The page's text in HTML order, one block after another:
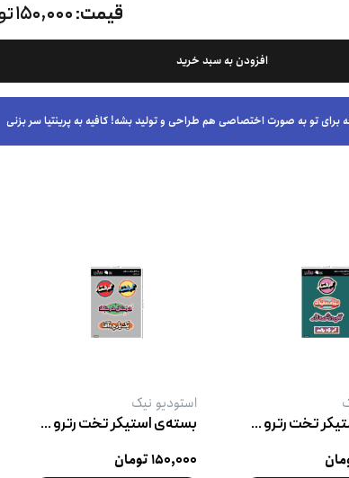
قیمت:۱۵۰,۰۰۰ تومان
افزودن به سبد خرید
تو به صورت اختصاصی هم طراحی و تولید بشه! کافیه به پرینتیا سر بزنی
بسته‌ی استیکر تخت رترو پک ۳
استودیو نیک
بسته‌ی استیکر تخت رترو پک ۱
۱۵۰,۰۰۰ تومان